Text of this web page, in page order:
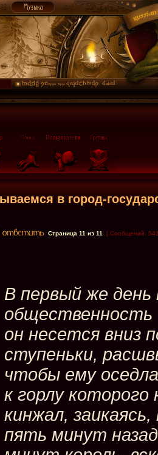
в город-
Страница 11 из 11
[ Сообщений:
В первый же день
общественность
он несется вниз
ступеньки,
чтобы ему
к горлу которого
кинжал,
пять минут